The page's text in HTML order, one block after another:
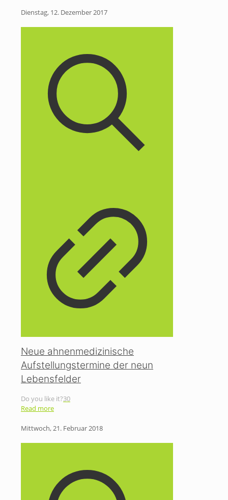
Dienstag, 12. Dezember 2017
Neue ahnenmedizinische
Aufstellungstermine der neun
Lebensfelder
Do you like it?30
Read more
Mittwoch, 21. Februar 2018